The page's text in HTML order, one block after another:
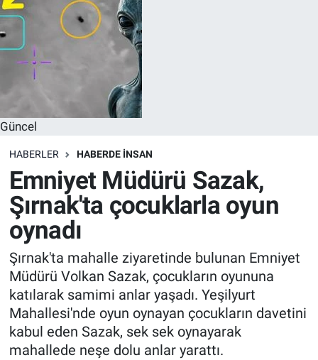
Güncel
HABERLER HABERDE INSAN
Emniyet Müdürü Sazak,
Şırnak'ta çocuklarla oyun
oynadı
Şırnak'ta mahalle ziyaretinde bulunan Emniyet
Müdürü Volkan Sazak, çocukların oyununa
katılarak samimi anlar yaşadı. Yeşilyurt
Mahallesi'nde oyun oynayan çocukların davetini
kabul eden Sazak, sek sek oynayarak
mahallede neşe dolu anlar yarattı.